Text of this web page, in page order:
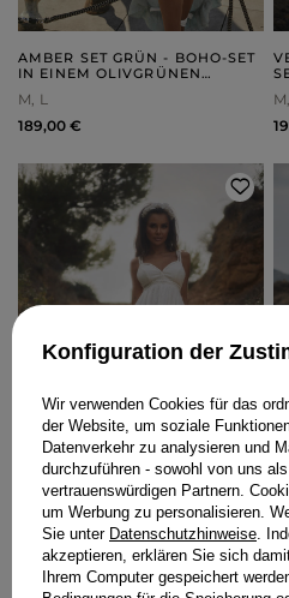
AMBER SET GRÜN - BOHO-SET
IN EINEM OLIVGRÜNEN
M L
189,00 €
M
ONTARIO - MODISCHES
WEISSES MAXIKLEID MIT B
LUMENSTICKEREI
Konfiguration der
Wir verwenden Cookies für das
der Website, um soziale
Datenverkehr zu analysieren und
durchzuführen - sowohl von uns
vertrauenswürdigen Partnern.
um Werbung zu personalisieren.
Sie unter Datenschutzhinweise.
akzeptieren, erklären Sie sich
Ihrem Computer gespeichert